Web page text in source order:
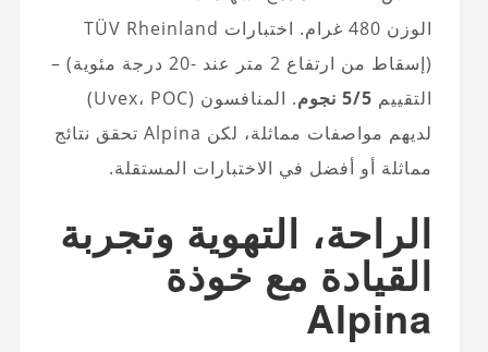
الوزن 480 غرام. اختبارات TÜV Rheinland
(إسقاط من ارتفاع 2 متر عند -20 درجة مئوية) –
التقييم 5/5 نجوم
. المنافسون (Uvex، POC)
لديهم مواصفات مماثلة، لكن Alpina تحقق نتائج
مماثلة أو أفضل في الاختبارات المستقلة.
الراحة، التهوية وتجربة
القيادة مع خوذة
Alpina